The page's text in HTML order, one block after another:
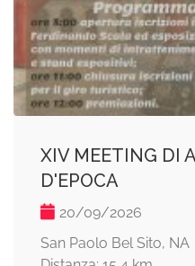
XIV MEETING DI
D'EPOCA
20/09/2026
San Paolo Bel Sito, NA